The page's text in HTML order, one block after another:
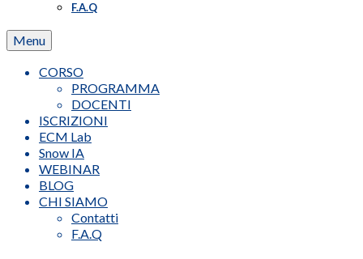
F.A.Q
Menu
CORSO
PROGRAMMA
DOCENTI
ISCRIZIONI
ECM Lab
Snow IA
WEBINAR
BLOG
CHI SIAMO
Contatti
F.A.Q